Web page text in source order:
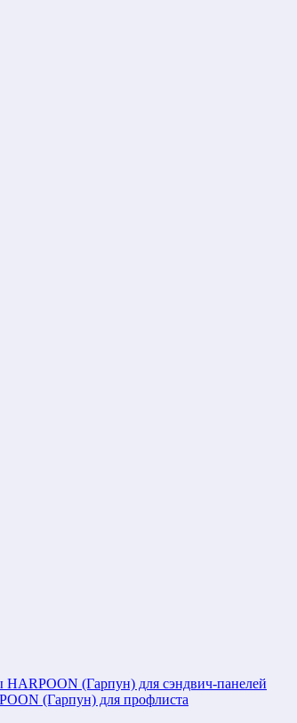
HARPOON (Гарпун) для сэндвич-панелей
(Гарпун) для профлиста